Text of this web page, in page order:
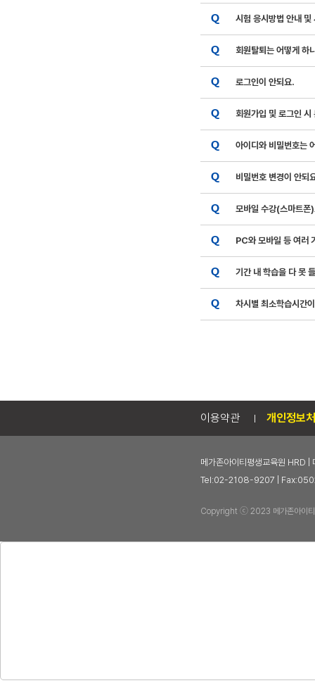
시험 응시방법 안내 및
회원탈퇴는 어떻게 하
로그인이 안되요.
회원가입 및 로그인
아이디와 비밀번호는
비밀번호 변경이 안되
모바일 수강(스마트폰
PC와 모바일 등 여러
기간 내 학습을 다 못
차시별 최소학습시간
이용약관 개인정보
메가존아이티평생교육원 HRD
Tel:02-2108-9207 |
Copyright ⓒ 2023 메가존아이